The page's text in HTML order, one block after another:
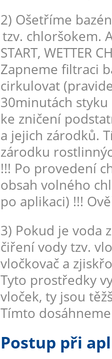
2) Ošetříme
tzv. chloršokem.
START, WETTER
Zapneme filtraci
cirkulovat
30minutách
ke zničení
a jejich zárodků.
zárodku
!!! Po provedení
obsah volného
po aplikaci) !!!
3) Pokud je voda
čiření vody tzv.
vločkovač a
Tyto prostředky
vloček, ty jsou
Tímto
Postup při